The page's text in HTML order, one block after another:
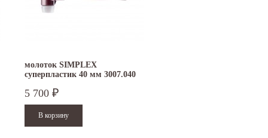
молоток SIMPLEX
суперпластик 40 мм 3007.040
5 700 ₽